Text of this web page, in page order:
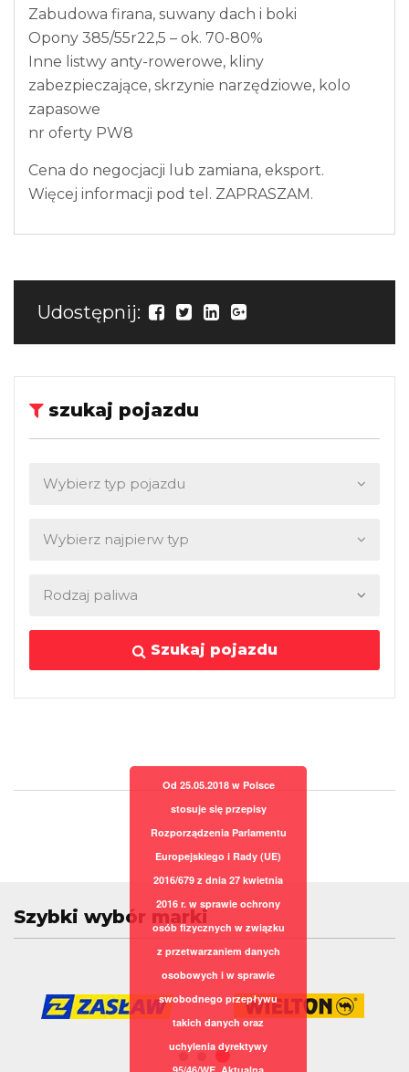
Zabudowa firana, suwany dach i boki
Opony 385/55r22,5 – ok. 70-80%
Inne listwy anty-rowerowe, kliny
zabezpieczające, skrzynie narzędziowe, kolo
zapasowe
nr oferty PW8
Cena do negocjacji lub zamiana, eksport.
Więcej informacji pod tel. ZAPRASZAM.
Udostępnij:
szukaj pojazdu
Szukaj pojazdu
Szybki wybór marki
Od 25.05.2018 w Polsce
stosuje się przepisy
Rozporządzenia Parlamentu
Europejskiego i Rady (UE)
2016/679 z dnia 27 kwietnia
2016 r. w sprawie ochrony
osób fizycznych w związku
z przetwarzaniem danych
osobowych i w sprawie
swobodnego przepływu
takich danych oraz
uchylenia dyrektywy